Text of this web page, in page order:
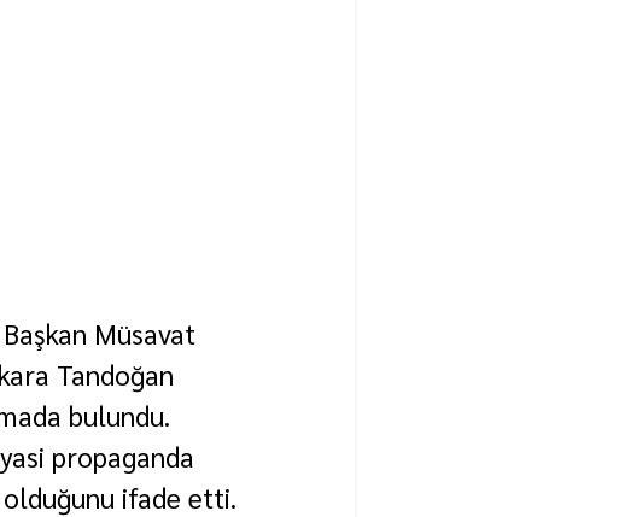
Müsavat
Tandoğan
bulundu.
propaganda
olduğunu ifade etti.